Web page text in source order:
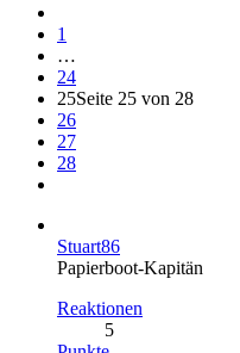
1
…
24
25Seite 25 von 28
26
27
28
Stuart86
Papierboot-Kapitän
Reaktionen
5